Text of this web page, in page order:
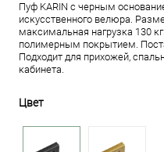
Пуф KARIN с черным
искусственного велюра.
максимальная нагрузка 130
полимерным покрытием.
Подходит для прихожей,
кабинета.
Цвет